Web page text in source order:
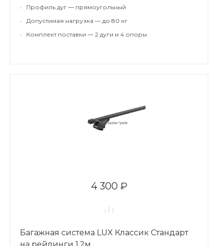
•
Профиль дуг — прямоугольный
•
Допустимая нагрузка — до 80 кг
•
Комплект поставки — 2 дуги и 4 опоры
4 300 ₽
Багажная система LUX Классик Стандарт